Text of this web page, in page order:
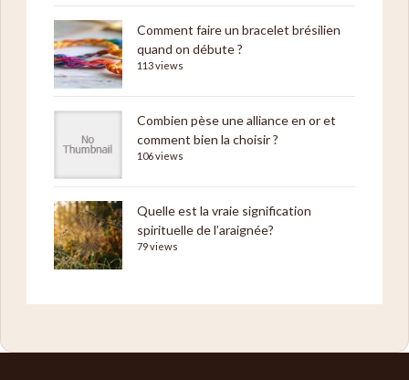
Comment faire un bracelet brésilien
quand on débute ?
113 views
Combien pèse une alliance en or et
comment bien la choisir ?
106 views
Quelle est la vraie signification
spirituelle de l’araignée?
79 views